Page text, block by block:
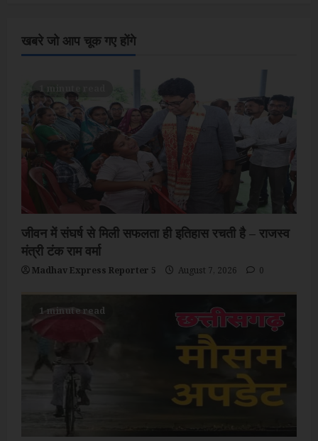
खबरे जो आप चूक गए होंगे
1 minute read
जीवन में संघर्ष से मिली सफलता ही इतिहास रचती है – राजस्व
मंत्री टंक राम वर्मा
Madhav Express Reporter 5 August 7, 2026 0
1 minute read